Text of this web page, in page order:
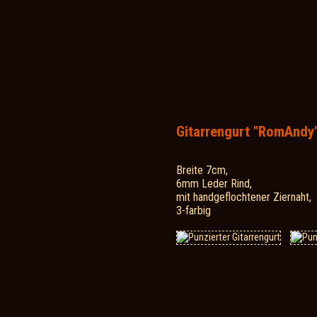
Gitarrengurt
Breite 7cm,
6mm Leder Rind,
mit handgeflochtener Ziernaht,
3-farbig